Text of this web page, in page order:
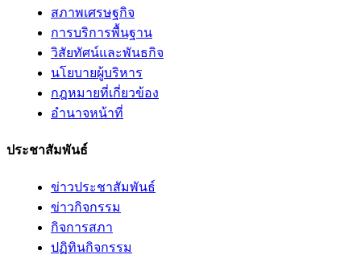
สภาพเศรษฐกิจ
การบริการพื้นฐาน
วิสัยทัศน์และพันธกิจ
นโยบายผู้บริหาร
กฎหมายที่เกี่ยวข้อง
อํานาจหน้าที่
ประชาสัมพันธ์
ข่าวประชาสัมพันธ์
ข่าวกิจกรรม
กิจการสภา
ปฏิทินกิจกรรม